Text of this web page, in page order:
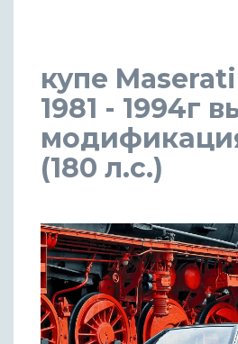
купе
1981 - 1994г
(180 л.с.)